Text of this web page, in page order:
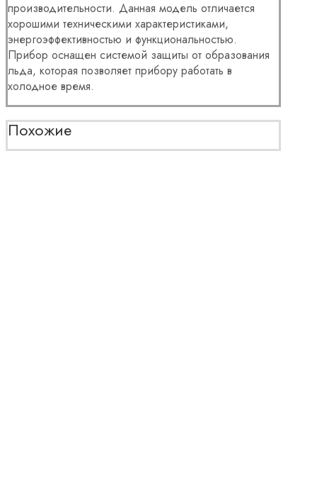
производительности. Данная модель отличается
хорошими техническими характеристиками,
энергоэффективностью и функциональностью.
Прибор оснащен системой защиты от образования
льда, которая позволяет прибору работать в
холодное время.
Похожие